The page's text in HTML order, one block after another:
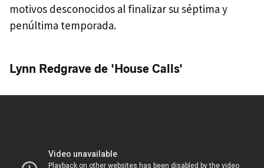
motivos desconocidos al finalizar su séptima y
penúltima temporada.
Lynn Redgrave de 'House Calls'